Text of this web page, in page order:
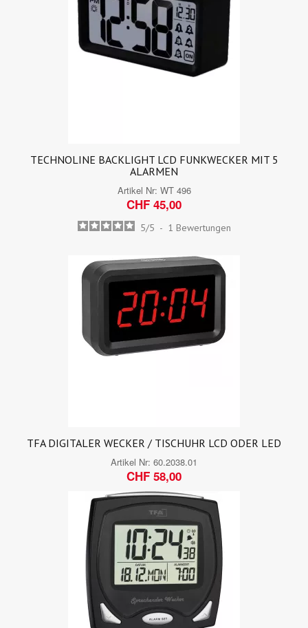
TECHNOLINE BACKLIGHT LCD FUNKWECKER MIT 5
ALARMEN
Artikel Nr: WT 496
CHF 45,00
5/5 - 1 Bewertungen
TFA DIGITALER WECKER / TISCHUHR LCD ODER LED
Artikel Nr: 60.2038.01
CHF 58,00